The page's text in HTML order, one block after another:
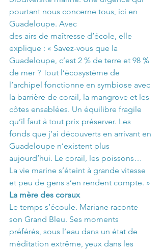
pourtant nous concerne tous, ici en
Guadeloupe. Avec
des airs de maîtresse d’école, elle
explique : « Savez-vous que la
Guadeloupe, c’est 2 % de terre et 98 %
de mer ? Tout l’écosystème de
l’archipel fonctionne en symbiose avec
la barrière de corail, la mangrove et les
côtes ensablées. Un équilibre fragile
qu’il faut à tout prix préserver. Les
fonds que j’ai découverts en arrivant en
Guadeloupe n’existent plus
aujourd’hui. Le corail, les poissons…
La vie marine s’éteint à grande vitesse
et peu de gens s’en rendent compte. »
La mère des coraux
Le temps s’écoule. Mariane raconte
son Grand Bleu. Ses moments
préférés, sous l’eau dans un état de
méditation extrême, yeux dans les